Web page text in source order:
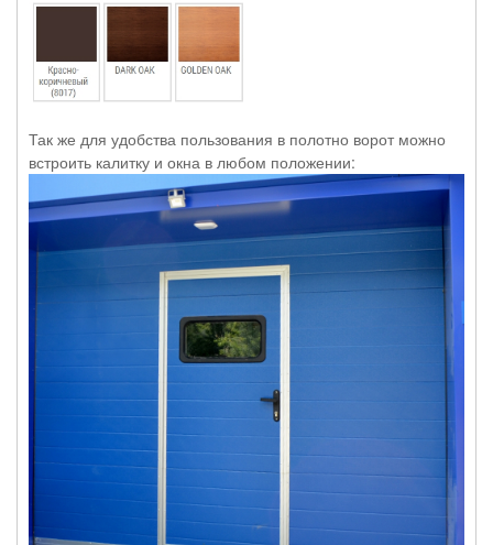
Так же для удобства пользования в полотно ворот можно
встроить калитку и окна в любом положении: